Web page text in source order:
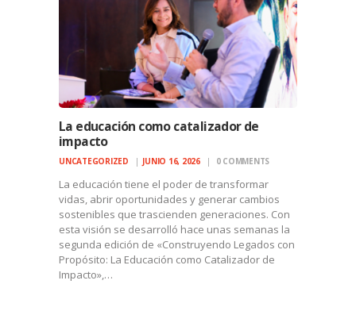
La educación como catalizador de
impacto
UNCATEGORIZED JUNIO 16, 2026 0 COMMENTS
La educación tiene el poder de transformar
vidas, abrir oportunidades y generar cambios
sostenibles que trascienden generaciones. Con
esta visión se desarrolló hace unas semanas la
segunda edición de «Construyendo Legados con
Propósito: La Educación como Catalizador de
Impacto»,…